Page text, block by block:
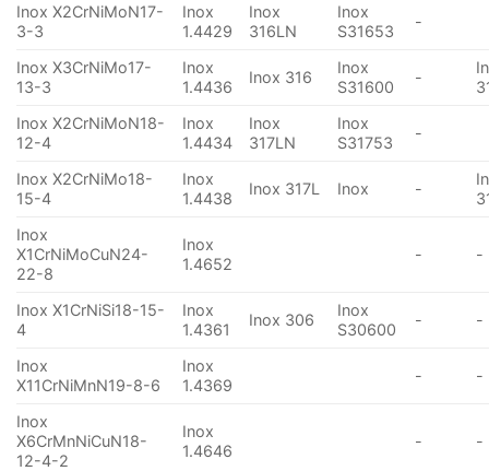
Inox X2CrNiMoN17-
3-3
Inox
1.4429
Inox
316LN
Inox
S31653
-
Inox X3CrNiMo17-
13-3
Inox
1.4436
Inox 316
Inox
S31600
-
Inox X2CrNiMoN18-
12-4
Inox
1.4434
Inox
317LN
Inox
S31753
-
Inox X2CrNiMo18-
15-4
Inox
1.4438
Inox 317L Inox -
Inox
X1CrNiMoCuN24-
22-8
Inox
1.4652
- -
Inox X1CrNiSi18-15-
4
Inox
1.4361
Inox 306
Inox
S30600
- -
Inox
X11CrNiMnN19-8-6
Inox
1.4369
- -
Inox
X6CrMnNiCuN18-
12-4-2
Inox
1.4646
- -